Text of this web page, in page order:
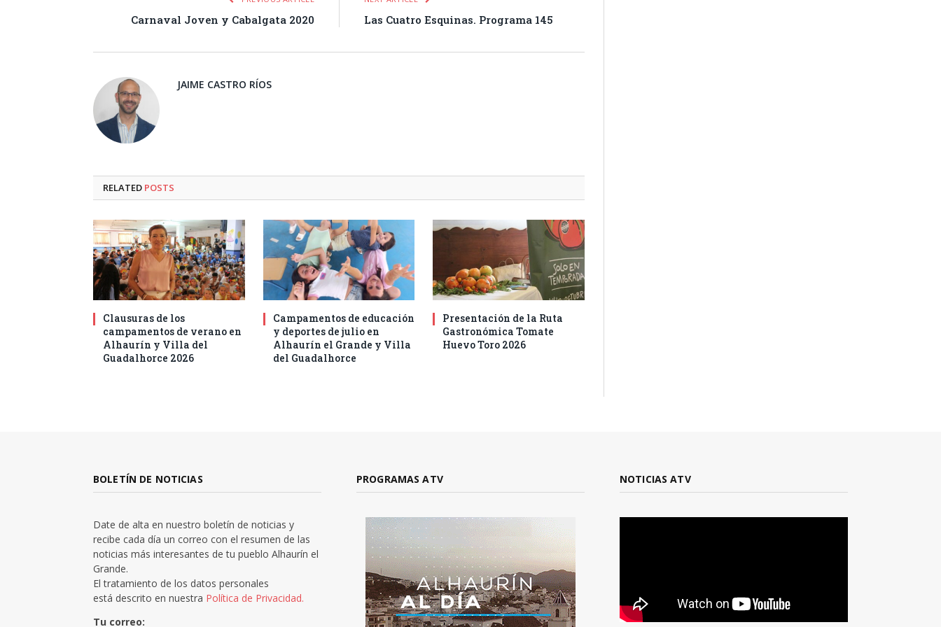
Carnaval Joven y Cabalgata 2020 Las Cuatro Esquinas. Programa 145
JAIME CASTRO RÍOS
RELATED POSTS
Clausuras de los
campamentos de verano en
Alhaurín y Villa del
Guadalhorce 2026
Campamentos de educación
y deportes de julio en
Alhaurín el Grande y Villa
del Guadalhorce
Presentación de la Ruta
Gastronómica Tomate
Huevo Toro 2026
BOLETÍN DE NOTICIAS
Date de alta en nuestro boletín de noticias y
recibe cada día un correo con el resumen de las
noticias más interesantes de tu pueblo Alhaurín el
Grande.
El tratamiento de los datos personales
está descrito en nuestra Política de Privacidad.
Tu correo:
PROGRAMAS ATV NOTICIAS ATV